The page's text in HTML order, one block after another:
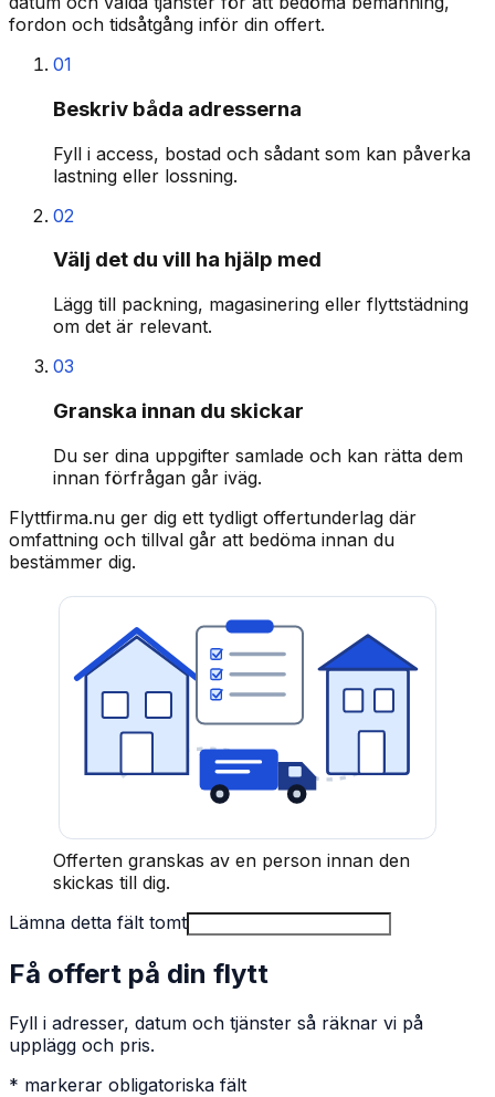
fordon och tidsåtgång inför din offert.
01
Beskriv båda adresserna
Fyll i access, bostad och sådant som kan påverka
lastning eller lossning.
02
Välj det du vill ha hjälp med
Lägg till packning, magasinering eller flyttstädning
om det är relevant.
03
Granska innan du skickar
Du ser dina uppgifter samlade och kan rätta dem
innan förfrågan går iväg.
Flyttfirma.nu ger dig ett tydligt offertunderlag där
omfattning och tillval går att bedöma innan du
bestämmer dig.
Offerten granskas av en person innan den
skickas till dig.
Lämna detta fält tomt
Få offert på din flytt
Fyll i adresser, datum och tjänster så räknar vi på
upplägg och pris.
* markerar obligatoriska fält